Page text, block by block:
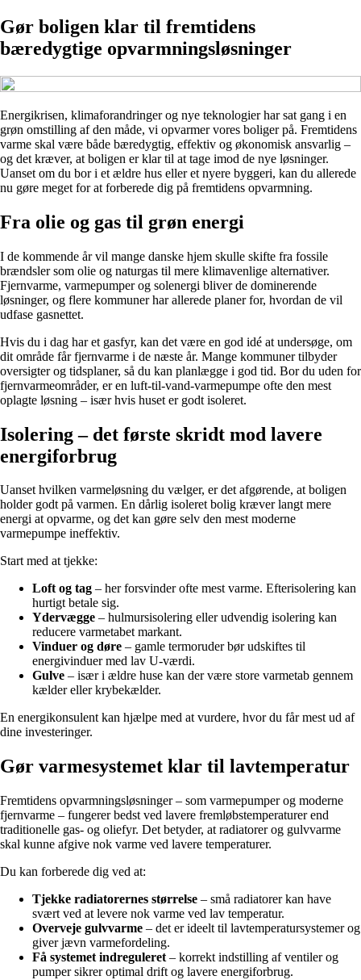
Gør boligen klar til fremtidens
bæredygtige opvarmningsløsninger
Energikrisen, klimaforandringer og nye teknologier har sat gang i en
grøn omstilling af den måde, vi opvarmer vores boliger på. Fremtidens
varme skal være både bæredygtig, effektiv og økonomisk ansvarlig –
og det kræver, at boligen er klar til at tage imod de nye løsninger.
Uanset om du bor i et ældre hus eller et nyere byggeri, kan du allerede
nu gøre meget for at forberede dig på fremtidens opvarmning.
Fra olie og gas til grøn energi
I de kommende år vil mange danske hjem skulle skifte fra fossile
brændsler som olie og naturgas til mere klimavenlige alternativer.
Fjernvarme, varmepumper og solenergi bliver de dominerende
løsninger, og flere kommuner har allerede planer for, hvordan de vil
udfase gasnettet.
Hvis du i dag har et gasfyr, kan det være en god idé at undersøge, om
dit område får fjernvarme i de næste år. Mange kommuner tilbyder
oversigter og tidsplaner, så du kan planlægge i god tid. Bor du uden for
fjernvarmeområder, er en luft-til-vand-varmepumpe ofte den mest
oplagte løsning – især hvis huset er godt isoleret.
Isolering – det første skridt mod lavere
energiforbrug
Uanset hvilken varmeløsning du vælger, er det afgørende, at boligen
holder godt på varmen. En dårlig isoleret bolig kræver langt mere
energi at opvarme, og det kan gøre selv den mest moderne
varmepumpe ineffektiv.
Start med at tjekke:
Loft og tag – her forsvinder ofte mest varme. Efterisolering kan
hurtigt betale sig.
Ydervægge – hulmursisolering eller udvendig isolering kan
reducere varmetabet markant.
Vinduer og døre – gamle termoruder bør udskiftes til
energivinduer med lav U-værdi.
Gulve – især i ældre huse kan der være store varmetab gennem
kælder eller krybekælder.
En energikonsulent kan hjælpe med at vurdere, hvor du får mest ud af
dine investeringer.
Gør varmesystemet klar til lavtemperatur
Fremtidens opvarmningsløsninger – som varmepumper og moderne
fjernvarme – fungerer bedst ved lavere fremløbstemperaturer end
traditionelle gas- og oliefyr. Det betyder, at radiatorer og gulvvarme
skal kunne afgive nok varme ved lavere temperaturer.
Du kan forberede dig ved at:
Tjekke radiatorernes størrelse – små radiatorer kan have
svært ved at levere nok varme ved lav temperatur.
Overveje gulvvarme – det er ideelt til lavtemperatursystemer og
giver jævn varmefordeling.
Få systemet indreguleret – korrekt indstilling af ventiler og
pumper sikrer optimal drift og lavere energiforbrug.